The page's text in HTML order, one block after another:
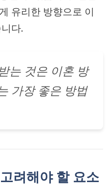
유리한 방향으로 이
다.
는 것은 이혼 방
가장 좋은 방법
려해야 할 요소